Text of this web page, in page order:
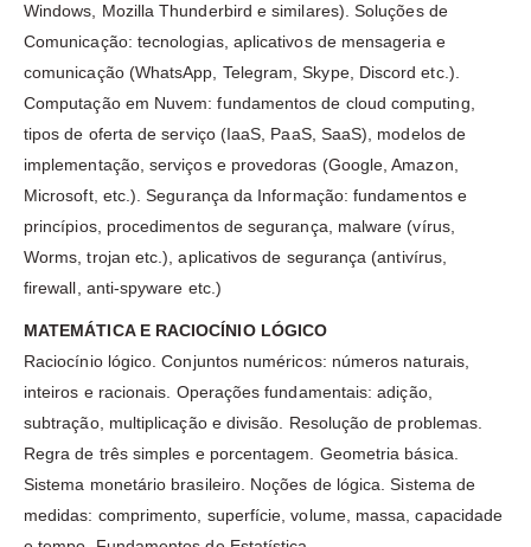
Windows, Mozilla Thunderbird e similares). Soluções de
Comunicação: tecnologias, aplicativos de mensageria e
comunicação (WhatsApp, Telegram, Skype, Discord etc.).
Computação em Nuvem: fundamentos de cloud computing,
tipos de oferta de serviço (IaaS, PaaS, SaaS), modelos de
implementação, serviços e provedoras (Google, Amazon,
Microsoft, etc.). Segurança da Informação: fundamentos e
princípios, procedimentos de segurança, malware (vírus,
Worms, trojan etc.), aplicativos de segurança (antivírus,
firewall, anti-spyware etc.)
MATEMÁTICA E RACIOCÍNIO LÓGICO
Raciocínio lógico. Conjuntos numéricos: números naturais,
inteiros e racionais. Operações fundamentais: adição,
subtração, multiplicação e divisão. Resolução de problemas.
Regra de três simples e porcentagem. Geometria básica.
Sistema monetário brasileiro. Noções de lógica. Sistema de
medidas: comprimento, superfície, volume, massa, capacidade